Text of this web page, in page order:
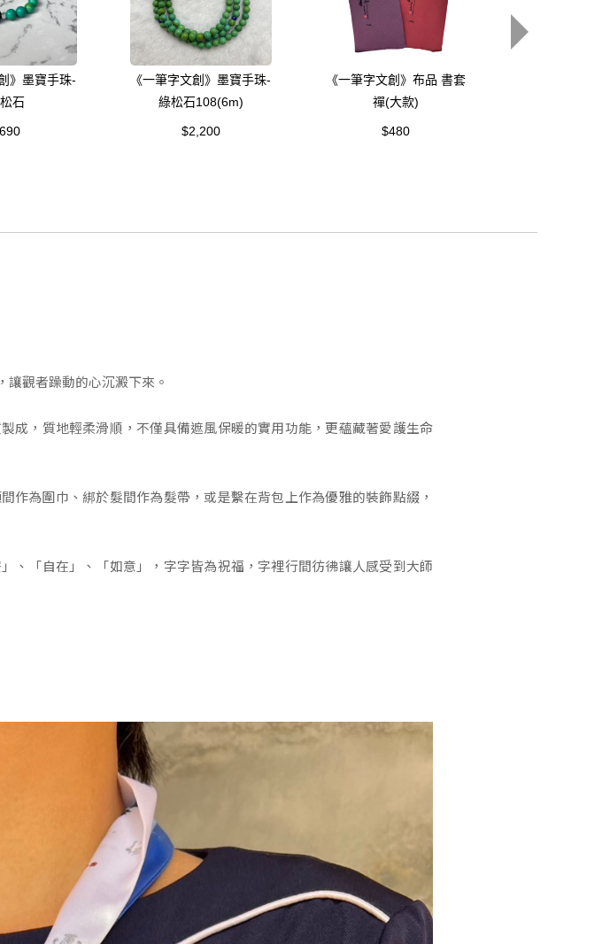
》墨寶手珠-
石
《一筆字文創》墨寶手珠-
綠松石108(6m)
$2,200
《一筆字文創》布品 書套
禪(大款)
$480
觀者躁動的心沉澱下來。
成，質地輕柔滑順，不僅具備遮風保暖的實用功能，更蘊藏著愛護生命
為圍巾、綁於髮間作為髮帶，或是繫在背包上作為優雅的裝飾點綴，
、「自在」、「如意」，字字皆為祝福，字裡行間彷彿讓人感受到大師